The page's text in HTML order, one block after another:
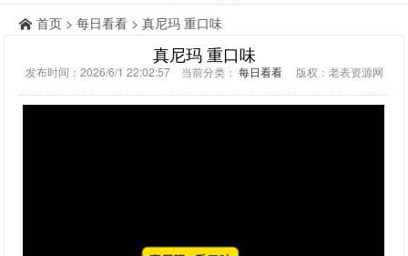
首页 > 每日看看 > 真尼玛 重口味
真尼玛 重口味
发布时间：2026/6/1 22:02:57 当前分类： 每日看看版权：老表资源网